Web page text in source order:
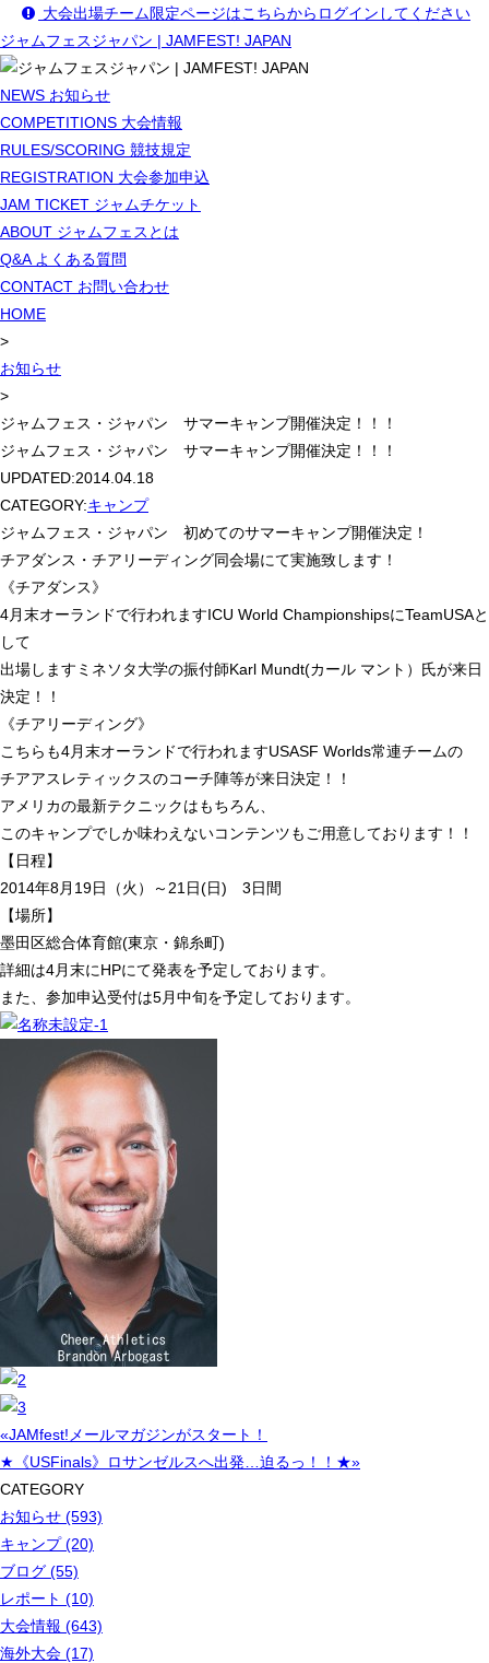
大会出場チーム限定ページはこちらからログインしてください
ジャムフェスジャパン | JAMFEST! JAPAN
NEWS お知らせ
COMPETITIONS 大会情報
RULES/SCORING 競技規定
REGISTRATION 大会参加申込
JAM TICKET ジャムチケット
ABOUT ジャムフェスとは
Q&A よくある質問
CONTACT お問い合わせ
HOME
>
お知らせ
>
ジャムフェス・ジャパン サマーキャンプ開催決定！！！
ジャムフェス・ジャパン サマーキャンプ開催決定！！！
UPDATED:2014.04.18
CATEGORY:キャンプ
ジャムフェス・ジャパン 初めてのサマーキャンプ開催決定！
チアダンス・チアリーディング同会場にて実施致します！
《チアダンス》
4月末オーランドで行われますICU World ChampionshipsにTeamUSAと
して
出場しますミネソタ大学の振付師Karl Mundt(カール マント）氏が来日
決定！！
《チアリーディング》
こちらも4月末オーランドで行われますUSASF Worlds常連チームの
チアアスレティックスのコーチ陣等が来日決定！！
アメリカの最新テクニックはもちろん、
このキャンプでしか味わえないコンテンツもご用意しております！！
【日程】
2014年8月19日（火）～21日(日) 3日間
【場所】
墨田区総合体育館(東京・錦糸町)
詳細は4月末にHPにて発表を予定しております。
また、参加申込受付は5月中旬を予定しております。
«JAMfest!メールマガジンがスタート！
★《USFinals》ロサンゼルスへ出発…迫るっ！！★»
CATEGORY
お知らせ (593)
キャンプ (20)
ブログ (55)
レポート (10)
大会情報 (643)
海外大会 (17)